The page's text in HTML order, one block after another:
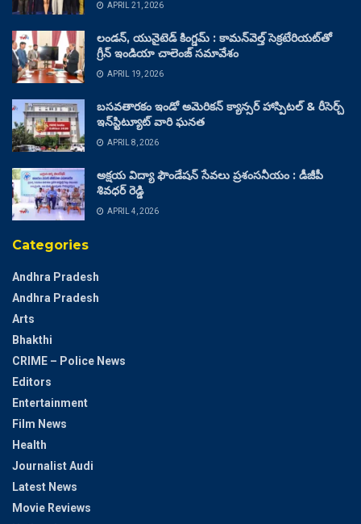
APRIL 21, 2026
లండన్, యునైటెడ్ కింగ్డమ్ : కామన్‌వెల్త్ సెక్రటేరియట్‌తో
గ్రీన్ ఇండియా చాలెంజ్ సమావేశం
APRIL 19, 2026
బసవతారకం ఇండో అమెరికన్ క్యాన్సర్ హాస్పిటల్ & రీసెర్చ్
ఇన్‌స్టిట్యూట్ వారి ఘనత
APRIL 8, 2026
అక్షయ విద్యా ఫౌండేషన్ సేవలు ప్రశంసనీయం : డీజీపీ
శివధర్ రెడ్డి
APRIL 4, 2026
Categories
Andhra Pradesh
Andhra Pradesh
Arts
Bhakthi
CRIME – Police News
Editors
Entertainment
Film News
Health
Journalist Audi
Latest News
Movie Reviews